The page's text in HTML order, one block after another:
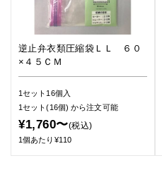
逆止弁衣類圧縮袋ＬＬ ６０
×４５ＣＭ
1セット16個入
1セット(16個)から注文可能
¥1,760〜(税込)
1個あたり¥110